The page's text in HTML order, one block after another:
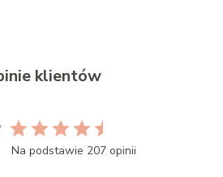
klientów
Na podstawie 207 opinii